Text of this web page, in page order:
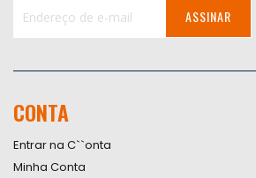
Newsletter:
ASSINAR
CONTA
Entrar na C``onta
Minha Conta